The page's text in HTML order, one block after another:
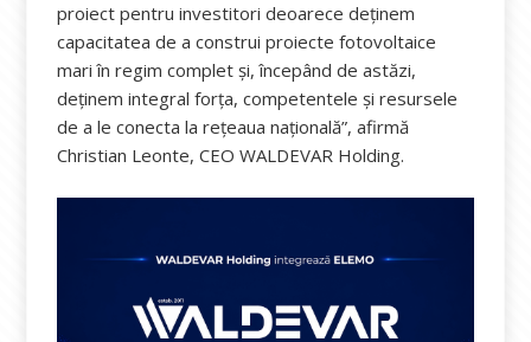
proiect pentru investitori deoarece deținem
capacitatea de a construi proiecte fotovoltaice
mari în regim complet și, începând de astăzi,
deținem integral forța, competentele și resursele
de a le conecta la rețeaua națională”, afirmă
Christian Leonte, CEO WALDEVAR Holding.